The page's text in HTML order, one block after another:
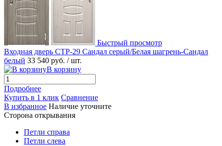
Быстрый просмотр
Входная дверь СТР-29 Сандал серый/Белая шагрень-Сандал
белый 33 540 руб. / шт.
В корзину
Подробнее
Купить в 1 клик Сравнение
В избранное Наличие уточните
Сторона открывания
Петли справа
Петли слева